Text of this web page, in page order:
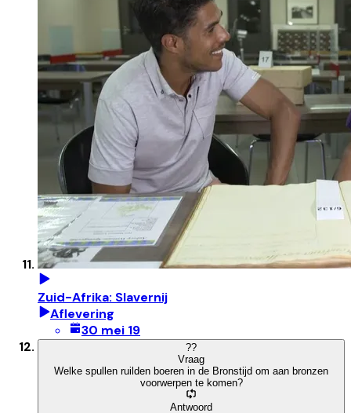
Zuid-Afrika: Slavernij
Aflevering
30 mei 19
??
Vraag
Welke spullen ruilden boeren in de Bronstijd om aan bronzen
voorwerpen te komen?
Antwoord